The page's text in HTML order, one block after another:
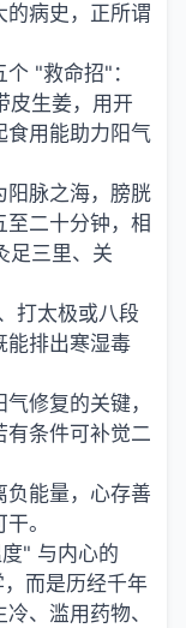
的病史，正所谓
"救命招"：
皮生姜，用开
食用能助力阳气
阳脉之海，膀胱
二十分钟，相
足三里、关
打太极或八段
能排出寒湿毒
修复的关键，
有条件可补觉二
负能量，心存善
。
" 与内心的
而是历经千年
、滥用药物、